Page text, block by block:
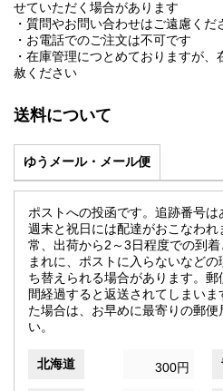
せていただく場合があります
・質問やお問い合わせはご遠慮くだ
・お電話でのご注文は不可です
・在庫管理につとめておりますが
赦ください
送料について
ゆうメール・メール便
ポストへの投函です。追跡番号は
週末と祝日には配達がおこなわ
常、出荷から2～3日程度での到着
まれに、ポストに入らないなど
ち替えられる場合があります。
間経過すると返送されてしまい
た場合は、お早めに最寄りの郵便
い。
北海道 300円